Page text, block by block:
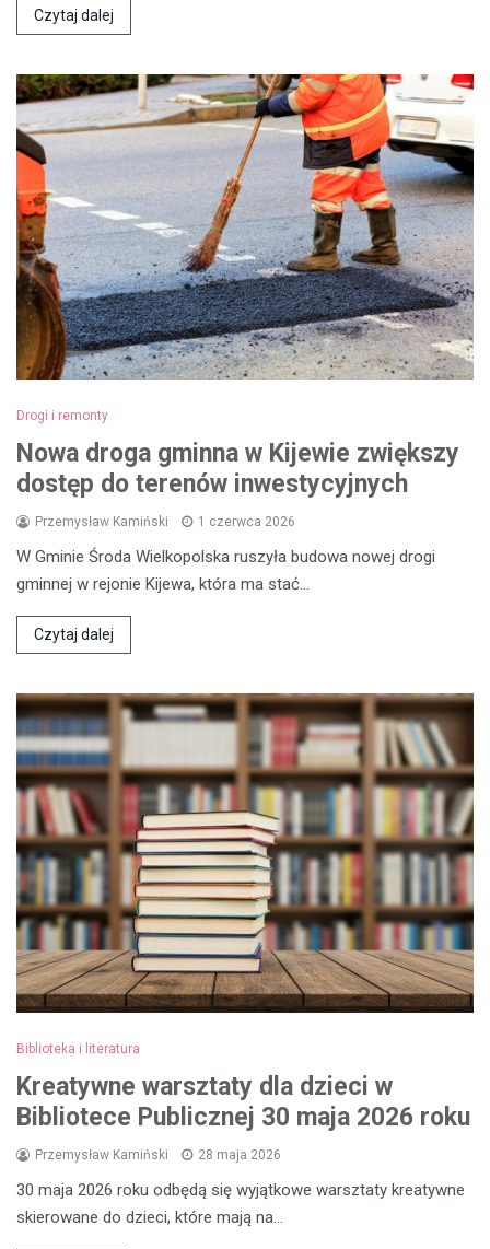
Czytaj dalej
Drogi i remonty
Nowa droga gminna w Kijewie zwiększy
dostęp do terenów inwestycyjnych
Przemysław Kamiński 1 czerwca 2026
W Gminie Środa Wielkopolska ruszyła budowa nowej drogi
gminnej w rejonie Kijewa, która ma stać…
Czytaj dalej
Biblioteka i literatura
Kreatywne warsztaty dla dzieci w
Bibliotece Publicznej 30 maja 2026 roku
Przemysław Kamiński 28 maja 2026
30 maja 2026 roku odbędą się wyjątkowe warsztaty kreatywne
skierowane do dzieci, które mają na…